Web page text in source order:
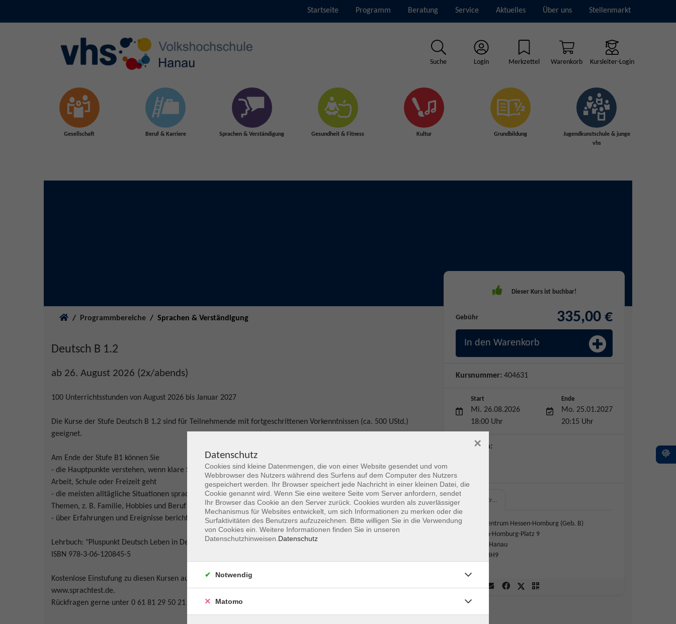
Startseite Programm Beratung Service Aktuelles Über uns Stellenmarkt
Suche Login Merkzettel Warenkorb Kursleiter-Login
Gesellschaft Beruf & Karriere Sprachen & Verständigung Gesundheit & Fitness Kultur Grundbildung
Jugendkunstschule & junge
vhs
Programmbereiche
Sprachen & Verständigung
Deutsch B 1.2
ab 26. August 2026 (2x/abends)
100 Unterrichtsstunden von August 2026 bis Januar 2027
Die Kurse der Stufe Deutsch B 1.2 sind für Teilnehmende mit fortgeschrittenen Vorkenntnissen (ca. 500 UStd.)
geeignet.
Am Ende der Stufe B1 können Sie
- die Hauptpunkte verstehen, wenn klare Standardsprache verwendet wird und wenn es um Bereiche wie
Arbeit, Schule oder Freizeit geht
- die meisten alltägliche Situationen sprachlich bewältigen und sich zusammenhängend zu vertrauten
Themen, z. B. Familie, Hobbies und Beruf äußern
- über Erfahrungen und Ereignisse berichten und Meinungen und Ansichten begründen.
Lehrbuch: "Pluspunkt Deutsch Leben in Deutschland", Kurs- und Arbeitsbuch B 1.2 in zwei Teilbänden im Paket;
ISBN 978-3-06-120845-5
Kostenlose Einstufung zu diesen Kursen auf unserer Website unter Sprachen / Einstufungsberatung Sprachen
www.sprachtest.de.
Rückfragen gerne unter 0 61 81 29 50 21 92 oder anfit@vhs-hanau.de
Gebühr 335,00 €
In den Warenkorb
Kursnummer: 404631
Start
Mi. 26.08.2026
18:00 Uhr
Ende
Mo. 25.01.2027
20:15 Uhr
Dozent*in:
Schulzentr…
Schulzentrum Hessen-Homburg (Geb. B)
Hessen-Homburg-Platz 9
63452 Hanau
B208 HH9
Datenschutz
Cookies sind kleine Datenmengen, die von einer Website gesendet und vom
Webbrowser des Nutzers während des Surfens auf dem Computer des Nutzers
gespeichert werden. Ihr Browser speichert jede Nachricht in einer kleinen Datei, die
Cookie genannt wird. Wenn Sie eine weitere Seite vom Server anfordern, sendet
Ihr Browser das Cookie an den Server zurück. Cookies wurden als zuverlässiger
Mechanismus für Websites entwickelt, um sich Informationen zu merken oder die
Surfaktivitäten des Benutzers aufzuzeichnen. Bitte willigen Sie in die Verwendung
von Cookies ein. Weitere Informationen finden Sie in unseren
Datenschutzhinweisen. Datenschutz
×
Notwendig
Matomo